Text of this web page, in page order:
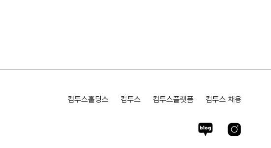
컴투스홀딩스 컴투스 컴투스플랫폼 컴투스 채용